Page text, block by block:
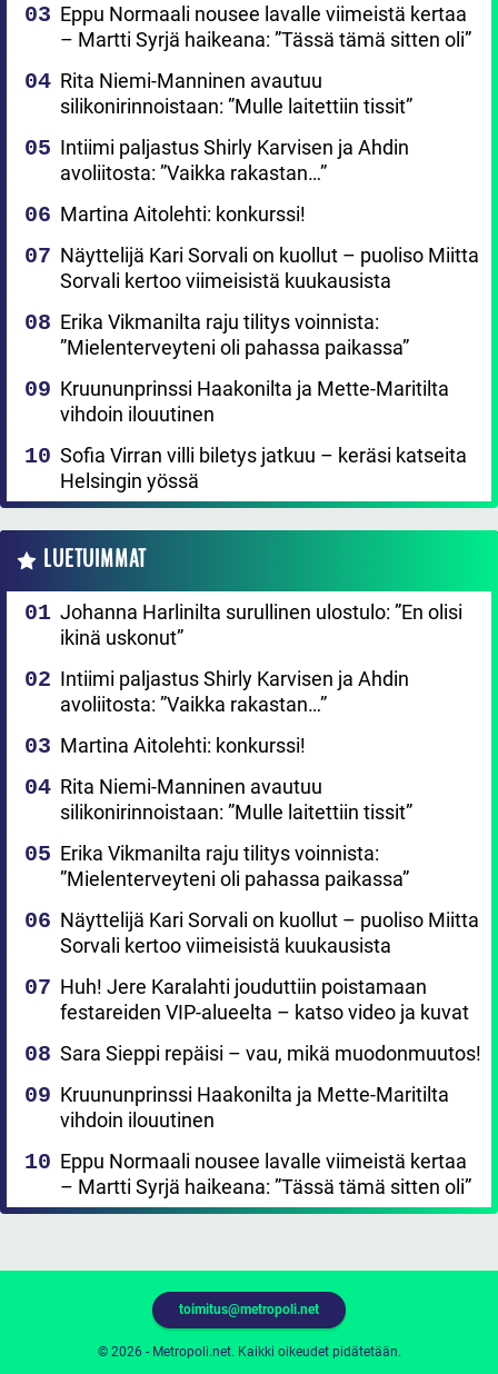
Eppu Normaali nousee lavalle viimeistä kertaa
– Martti Syrjä haikeana: ”Tässä tämä sitten oli”
Rita Niemi-Manninen avautuu
silikonirinnoistaan: ”Mulle laitettiin tissit”
Intiimi paljastus Shirly Karvisen ja Ahdin
avoliitosta: ”Vaikka rakastan…”
Martina Aitolehti: konkurssi!
Näyttelijä Kari Sorvali on kuollut – puoliso Miitta
Sorvali kertoo viimeisistä kuukausista
Erika Vikmanilta raju tilitys voinnista:
”Mielenterveyteni oli pahassa paikassa”
Kruununprinssi Haakonilta ja Mette-Maritilta
vihdoin ilouutinen
Sofia Virran villi biletys jatkuu – keräsi katseita
Helsingin yössä
LUETUIMMAT
Johanna Harlinilta surullinen ulostulo: ”En olisi
ikinä uskonut”
Intiimi paljastus Shirly Karvisen ja Ahdin
avoliitosta: ”Vaikka rakastan…”
Martina Aitolehti: konkurssi!
Rita Niemi-Manninen avautuu
silikonirinnoistaan: ”Mulle laitettiin tissit”
Erika Vikmanilta raju tilitys voinnista:
”Mielenterveyteni oli pahassa paikassa”
Näyttelijä Kari Sorvali on kuollut – puoliso Miitta
Sorvali kertoo viimeisistä kuukausista
Huh! Jere Karalahti jouduttiin poistamaan
festareiden VIP-alueelta – katso video ja kuvat
Sara Sieppi repäisi – vau, mikä muodonmuutos!
Kruununprinssi Haakonilta ja Mette-Maritilta
vihdoin ilouutinen
Eppu Normaali nousee lavalle viimeistä kertaa
– Martti Syrjä haikeana: ”Tässä tämä sitten oli”
© 2026 - Metropoli.net. Kaikki oikeudet pidätetään.
toimitus@metropoli.net